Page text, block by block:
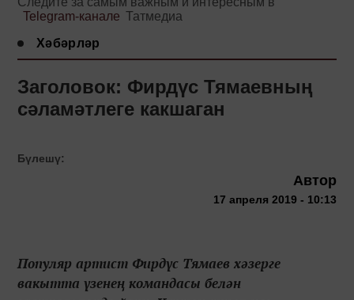
Telegram-канале Татмедиа
Хәбәрләр
Заголовок: Фирдүс Тямаевның
сәламәтлеге какшаган
Бүлешү:
Автор
17 апреля 2019 - 10:13
Популяр артист Фирдүс Тямаев хәзерге
вакытта үзенең командасы белән